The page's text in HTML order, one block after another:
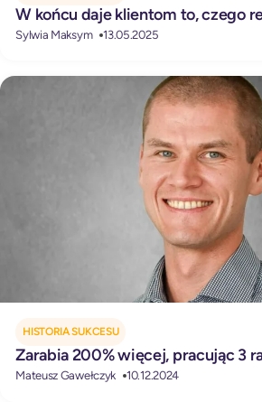
W końcu daje klientom to, czego
Sylwia Maksym 13.05.2025
HISTORIA SUKCESU
Zarabia 200% więcej, pracując 3
Mateusz Gawełczyk 10.12.2024